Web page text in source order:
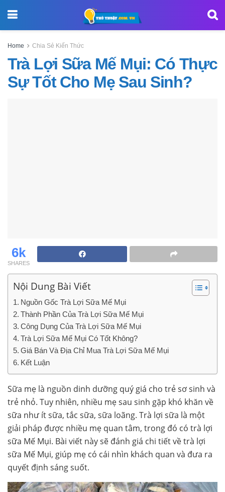
Home Chia Sẻ Kiến Thức
Trà Lợi Sữa Mế Mụi: Có Thực
Sự Tốt Cho Mẹ Sau Sinh?
6k
SHARES
Nội Dung Bài Viết
Nguồn Gốc Trà Lợi Sữa Mế Mụi
Thành Phần Của Trà Lợi Sữa Mế Mụi
Công Dụng Của Trà Lợi Sữa Mế Mụi
Trà Lợi Sữa Mế Mụi Có Tốt Không?
Giá Bán Và Địa Chỉ Mua Trà Lợi Sữa Mế Mụi
Kết Luận
Sữa mẹ là nguồn dinh dưỡng quý giá cho trẻ sơ sinh và
trẻ nhỏ. Tuy nhiên, nhiều mẹ sau sinh gặp khó khăn về
sữa như ít sữa, tắc sữa, sữa loãng. Trà lợi sữa là một
giải pháp được nhiều mẹ quan tâm, trong đó có trà lợi
sữa Mế Mụi. Bài viết này sẽ đánh giá chi tiết về trà lợi
sữa Mế Mụi, giúp mẹ có cái nhìn khách quan và đưa ra
quyết định sáng suốt.